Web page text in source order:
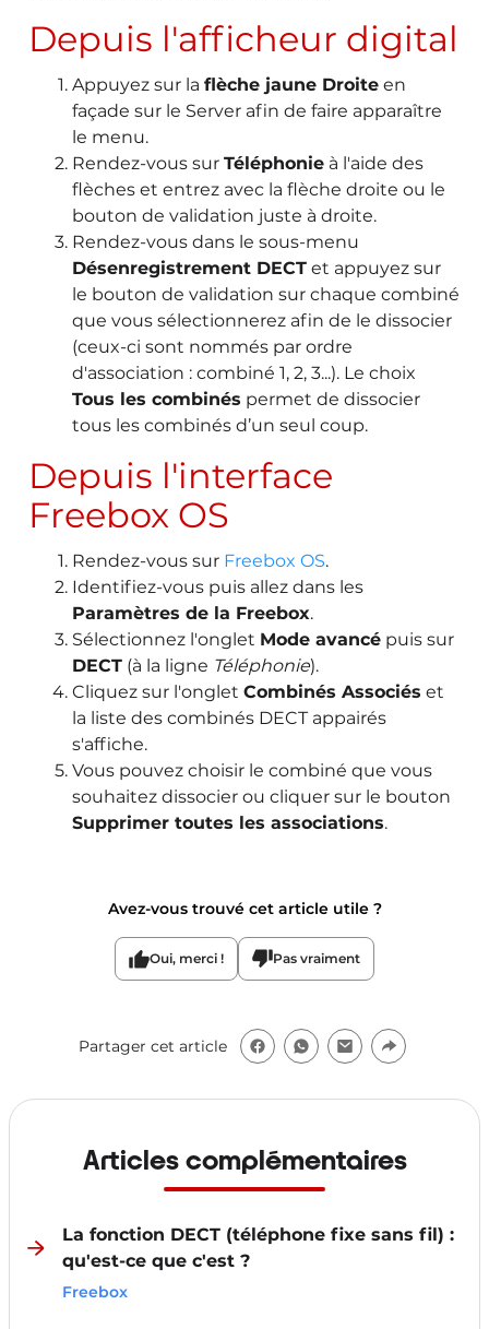
Depuis l'afficheur digital
Appuyez sur laflèche jaune Droite en
façade sur le Server afin de faire apparaître
le menu.
Rendez-vous surTéléphonie à l'aide des
flèches et entrez avec la flèche droite ou le
bouton de validation juste à droite.
Rendez-vous dans le sous-menu
Désenregistrement DECT et appuyez sur
le bouton de validation sur chaque combiné
que vous sélectionnerez afin de le dissocier
(ceux-ci sont nommés par ordre
d'association : combiné 1, 2, 3...). Le choix
Tous les combinés permet de dissocier
tous les combinés d’un seul coup.
Depuis l'interface
Freebox OS
Rendez-vous sur Freebox OS.
Identifiez-vous puis allez dans les
Paramètres de la Freebox.
Sélectionnez l'onglet Mode avancé puis sur
DECT (à la ligne Téléphonie).
Cliquez sur l'ongletCombinés Associés et
la liste des combinés DECT appairés
s'affiche.
Vous pouvez choisir le combiné que vous
souhaitez dissocier ou cliquer sur le bouton
Supprimer toutes les associations.
Avez-vous trouvé cet article utile ?
Oui, merci ! Pas vraiment
Partager cet article
Articles complémentaires
La fonction DECT (téléphone fixe sans fil) :
qu'est-ce que c'est ?
Freebox